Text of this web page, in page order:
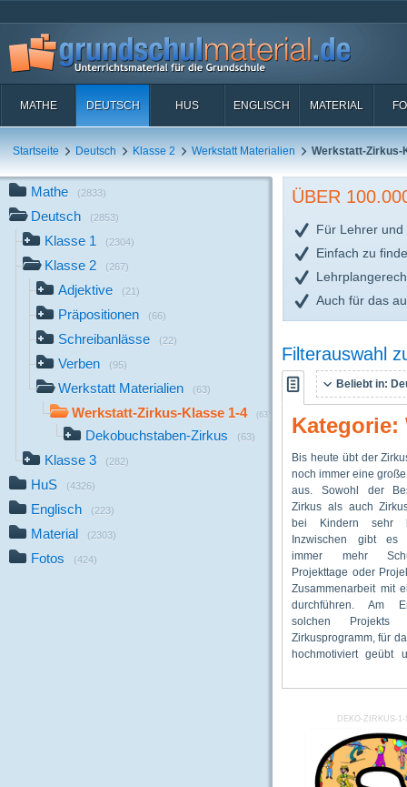
MATHE DEUTSCH HUS ENGLISCH MATERIAL
Startseite Deutsch Klasse 2 Werkstatt Materialien Werkstatt-Zirkus-
Mathe (2833)
Deutsch (2853)
Klasse 1 (2304)
Klasse 2 (267)
Adjektive (21)
Präpositionen (66)
Schreibanlässe (22)
Verben (95)
Werkstatt Materialien (63)
Werkstatt-Zirkus-Klasse 1-4 (63)
Dekobuchstaben-Zirkus (63)
Klasse 3 (282)
HuS (4326)
Englisch (223)
Material (2303)
Fotos (424)
ÜBER
Für Lehrer und
Einfach zu
Auch für das
Filterauswahl
Beliebt in:
Bis heute übt der
noch immer eine
aus. Sowohl der
Zirkus als auch
bei Kindern sehr
Inzwischen gibt es
immer mehr
Projekttage oder
Zusammenarbeit mit
durchführen. Am
solchen
Zirkusprogramm, für
hochmotiviert geübt
haben, und bei dem
Applaus belohnt
GSM vorliegenden
eine Zirkus-
Lapbook zum Thema
als ergänzende
eine solche
Nicht immer sind
gerade in eine
Zirkusaufführung
diesen Zeiten
selbständig mit den
Zirkus-Werkstatt
eigenes Lapbook
fächerübergreifend
bieten
Klassen 1
Zirkuswerkstatt
Zusammenarbeit mit
im Unterricht
Motivation der
DEKO-ZIRKUS-